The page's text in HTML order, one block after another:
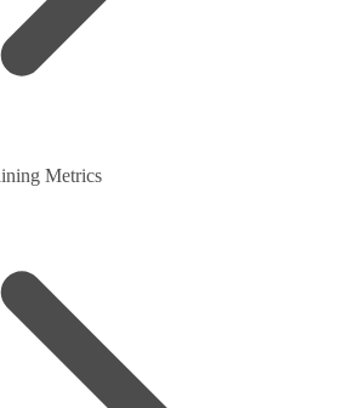
Metrics